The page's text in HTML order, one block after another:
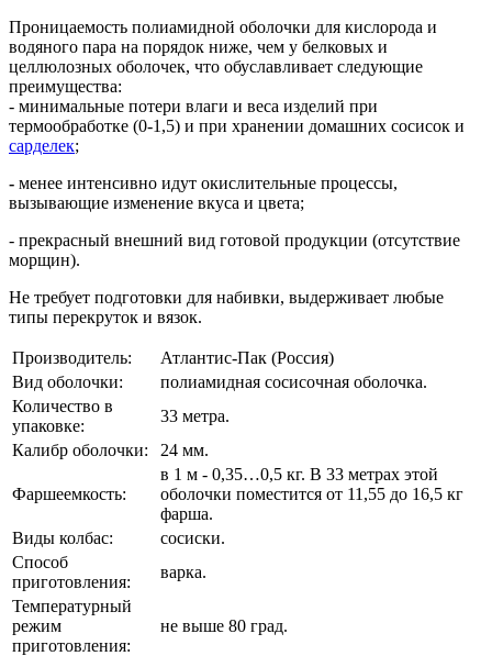
Проницаемость полиамидной оболочки для кислорода и
водяного пара на порядок ниже, чем у белковых и
целлюлозных оболочек, что обуславливает следующие
преимущества:
- минимальные потери влаги и веса изделий при
термообработке (0-1,5) и при хранении домашних сосисок и
сарделек;
- менее интенсивно идут окислительные процессы,
вызывающие изменение вкуса и цвета;
- прекрасный внешний вид готовой продукции (отсутствие
морщин).
Не требует подготовки для набивки, выдерживает любые
типы перекруток и вязок.
Производитель:
Атлантис-Пак (Россия)
Вид оболочки:
полиамидная сосисочная оболочка.
Количество в
упаковке:
33 метра.
Калибр оболочки:
24 мм.
Фаршеемкость:
в 1 м - 0,35…0,5 кг. В 33 метрах этой
оболочки поместится от 11,55 до 16,5 кг
фарша.
Виды колбас:
сосиски.
Способ
приготовления:
варка.
Температурный
режим
приготовления:
не выше 80 град.